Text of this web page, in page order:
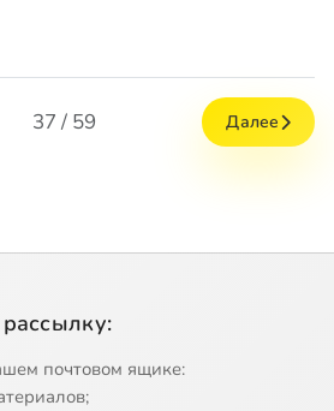
37 / 59 Далее
почтовом ящике: